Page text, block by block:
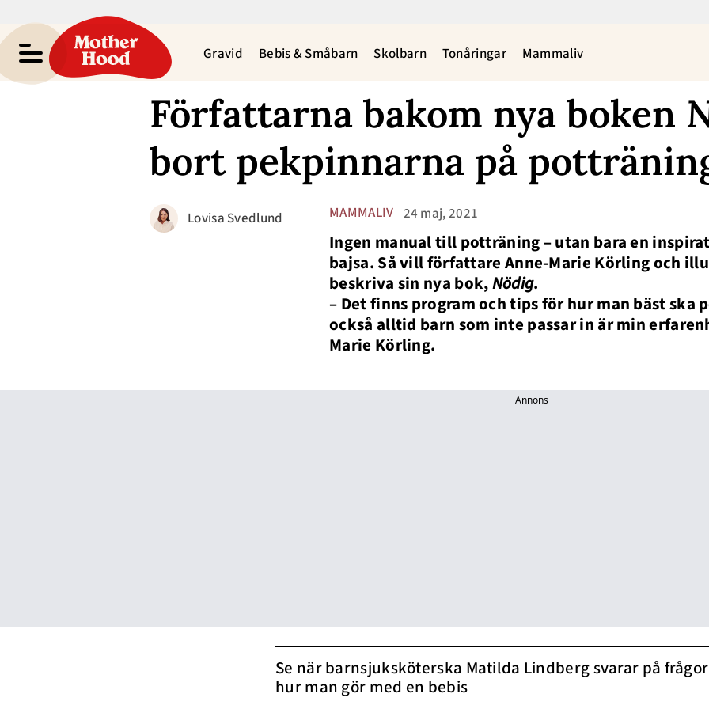
Gravid Bebis & Småbarn Skolbarn Tonåringar Mammaliv
Författarna bakom nya boken
bort pekpinnarna på
MAMMALIV 24 maj, 2021
Lovisa Svedlund
Ingen manual till potträning – utan bara en
bajsa. Så vill författare Anne-Marie Körling och
beskriva sin nya bok,Nödig.
– Det finns program och tips för hur man bäst ska
också alltid barn som inte passar in är min
Marie Körling.
Annons
Se när barnsjuksköterska Matilda Lindberg svarar på
hur man gör med en bebis